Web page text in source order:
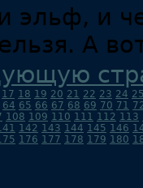
эльф, и
А
17 18 19 20 21 22 23 24
64 65 66 67 68 69 70 71
108 109 110 111 112 113
142 143 144 145 146
176 177 178 179 180